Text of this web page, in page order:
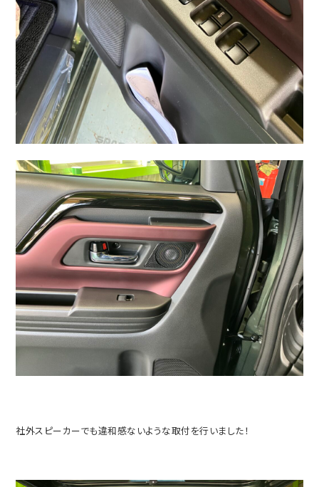
社外スピーカーでも違和感ないような取付を行いました！